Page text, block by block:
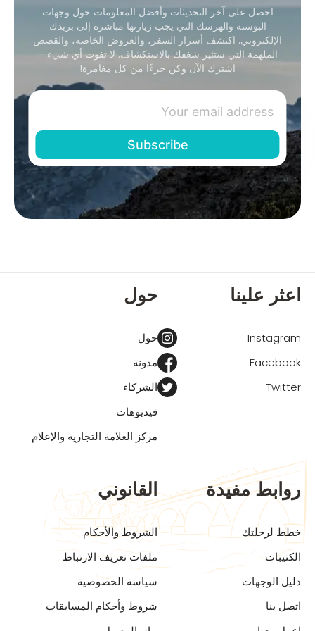
احصل على آخر التحديثات وأفضل المعلومات حول وجهات
البوسنة والهرسك التي يجب زيارتها مباشرة إلى بريدك
الإلكتروني. اكتشف أسرار السفر، والعروض الخاصة، والقصص
الملهمة التي ستثير شغفك بالاستكشاف. لا تفوت أي شيء –
اشترك الآن وكن جزءًا من كل مغامرة!
اعثر علينا
Instagram
Facebook
Twitter
حول
حول
مدونة
الشركاء
فيديوهات
مركز العلامة التجارية والإعلام
روابط مفيدة
خطط لرحلتك
الكتيبات
دليل الوجهات
اتصل بنا
القانوني
الشروط والأحكام
ملفات تعريف الارتباط
سياسة الخصوصية
شروط وأحكام المسابقات